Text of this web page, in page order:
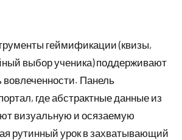
геймификации (квизы,
выбор ученика) поддерживают
вовлеченности. Панель
где абстрактные данные из
визуальную и осязаемую
рутинный урок в захватывающий